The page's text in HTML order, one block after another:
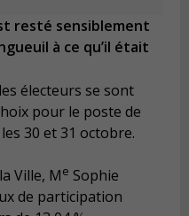
resté sensiblement
à ce qu’il était
électeurs se sont
pour le poste de
30 et 31 octobre.
Ville, Me Sophie
de participation